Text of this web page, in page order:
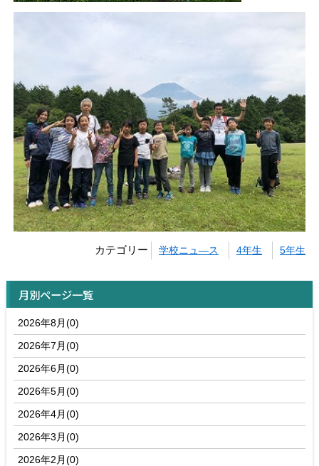
カテゴリー 学校ニュ―ス 4年生 5年生
月別ページ一覧
2026年8月(0)
2026年7月(0)
2026年6月(0)
2026年5月(0)
2026年4月(0)
2026年3月(0)
2026年2月(0)